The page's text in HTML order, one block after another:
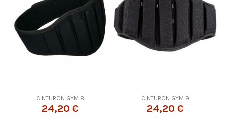
CINTURON GYM 8
24,20 €
CINTURON GYM 9
24,20 €